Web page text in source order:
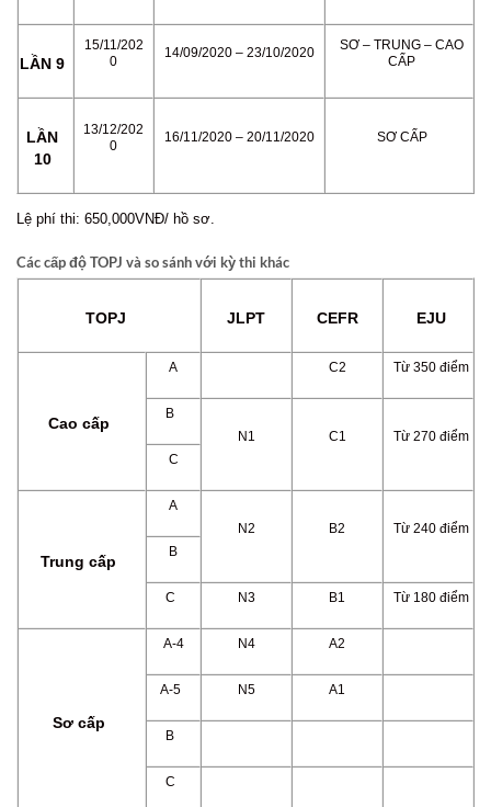
LẦN 9
15/11/202
0
14/09/2020 – 23/10/2020
SƠ – TRUNG – CAO
CẤP
LẦN
10
13/12/202
0
16/11/2020 – 20/11/2020 SƠ CẤP
Lệ phí thi: 650,000VNĐ/ hồ sơ.
Các cấp độ TOPJ và so sánh với kỳ thi khác
TOPJ JLPT CEFR EJU
Cao cấp
A C2 Từ 350 điểm
B
N1
C1
Từ 270 điểm
C
Trung cấp
A
N2
B2
Từ 240 điểm
B
C N3 B1 Từ 180 điểm
Sơ cấp
A-4 N4 A2
A-5 N5 A1
B
C